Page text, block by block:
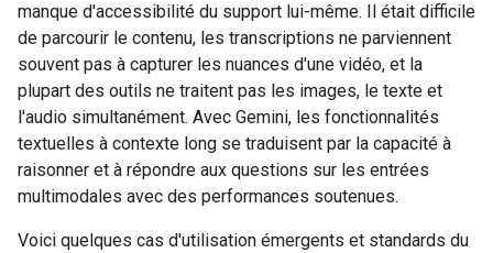
manque d'accessibilité du support lui-même. Il était difficile
de parcourir le contenu, les transcriptions ne parviennent
souvent pas à capturer les nuances d'une vidéo, et la
plupart des outils ne traitent pas les images, le texte et
l'audio simultanément. Avec Gemini, les fonctionnalités
textuelles à contexte long se traduisent par la capacité à
raisonner et à répondre aux questions sur les entrées
multimodales avec des performances soutenues.
Voici quelques cas d'utilisation émergents et standards du